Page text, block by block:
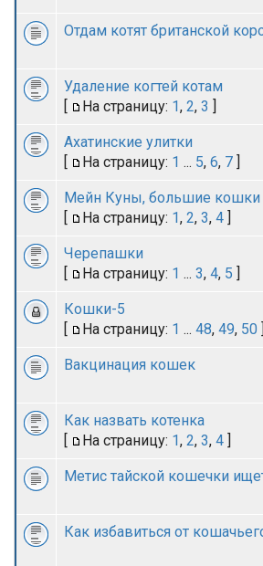
Отдам котят британской
Удаление когтей котам
[
На страницу: 1, 2, 3 ]
Ахатинские улитки
[
На страницу: 1 ... 5, 6, 7 ]
Мейн Куны, большие кошки
[
На страницу: 1, 2, 3, 4 ]
Черепашки
[
На страницу: 1 ... 3, 4, 5 ]
Кошки-5
[
На страницу: 1 ... 48, 49, 50 ]
Вакцинация кошек
Как назвать котенка
[
На страницу: 1, 2, 3, 4 ]
Метис тайской кошечки
Как избавиться от